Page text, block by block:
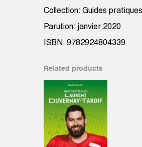
Collection: Guides
Parution: janvier 2020
ISBN: 9782924804339
Related products